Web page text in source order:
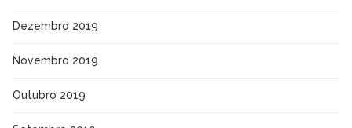
Dezembro 2019
Novembro 2019
Outubro 2019